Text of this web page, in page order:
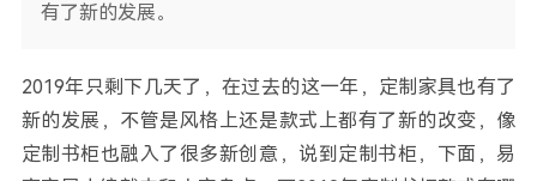
有了新的发展。
2019年只剩下几天了，在过去的这一年，定制家具也有了
新的发展，不管是风格上还是款式上都有了新的改变，像
定制书柜也融入了很多新创意，说到定制书柜，下面，易